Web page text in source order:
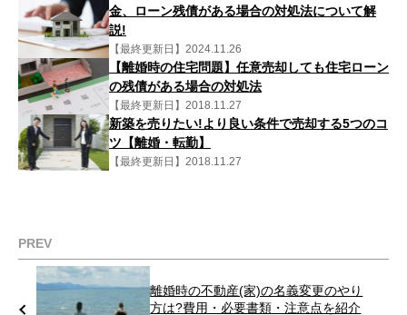
金、ローン残債がある場合の対処法について解
説!
【最終更新日】2024.11.26
【離婚時の住宅問題】任意売却しても住宅ローン
の残債がある場合の対処法
【最終更新日】2018.11.27
新築を売りたい!より良い条件で売却する5つのコ
ツ【離婚・転勤】
【最終更新日】2018.11.27
PREV
離婚時の不動産(家)の名義変更のやり
方は?費用・必要書類・注意点を紹介